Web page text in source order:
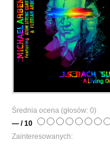
Średnia ocena (głosów: 0)
— / 10
Zainteresowanych: